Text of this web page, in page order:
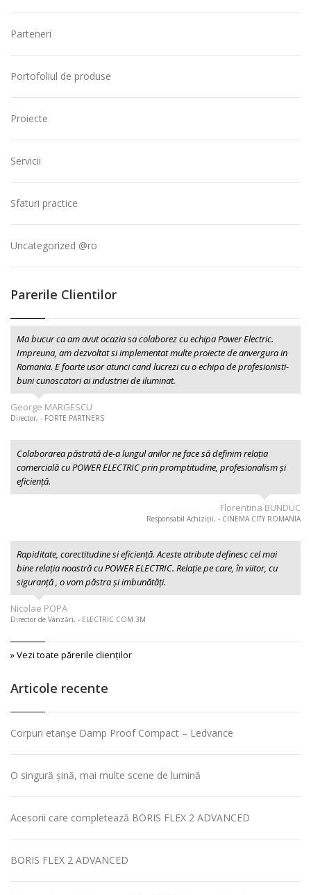
Parteneri
Portofoliul de produse
Proiecte
Servicii
Sfaturi practice
Uncategorized @ro
Parerile Clientilor
Ma bucur ca am avut ocazia sa colaborez cu echipa Power Electric.
Impreuna, am dezvoltat si implementat multe proiecte de anvergura in
Romania. E foarte usor atunci cand lucrezi cu o echipa de profesionisti-
buni cunoscatori ai industriei de iluminat.
George MARGESCU
Director, - FORTE PARTNERS
Colaborarea păstrată de-a lungul anilor ne face să definim relația
comercială cu POWER ELECTRIC prin promptitudine, profesionalism şi
eficiență.
Florentina BUNDUC
Responsabil Achiziții, - CINEMA CITY ROMANIA
Rapiditate, corectitudine si eficiență. Aceste atribute definesc cel mai
bine relația noastră cu POWER ELECTRIC. Relație pe care, în viitor, cu
siguranță , o vom păstra și imbunătăți.
Nicolae POPA
Director de Vânzări, - ELECTRIC COM 3M
» Vezi toate părerile clienţilor
Articole recente
Corpuri etanșe Damp Proof Compact – Ledvance
O singură șină, mai multe scene de lumină
Acesorii care completează BORIS FLEX 2 ADVANCED
BORIS FLEX 2 ADVANCED